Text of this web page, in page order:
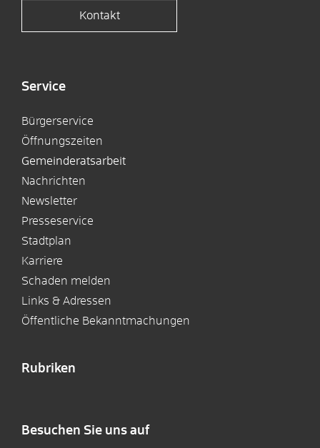
Kontakt
Service
Bürgerservice
Öffnungszeiten
Gemeinderatsarbeit
Nachrichten
Newsletter
Presseservice
Stadtplan
Karriere
Schaden melden
Links & Adressen
Öffentliche Bekanntmachungen
Rubriken
Besuchen Sie uns auf